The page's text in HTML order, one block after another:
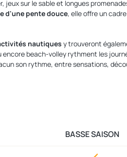
jeux sur le sable et longues
d'une pente douce, elle offre un
nautiques y trouveront
encore beach-volley rythment les
son rythme, entre sensations,
BASSE SAISON